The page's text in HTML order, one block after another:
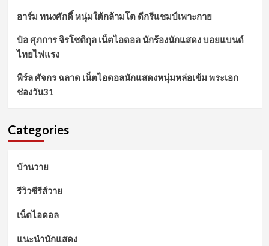
อาร์ม ทนงศักดิ์ หนุ่มใต้กล้ามโต ดีกรีแชมป์เพาะกาย
ป๋อ ศุภการ จิรโชติกุล เน็ตไอดอล นักร้องนักแสดง บอยแบนด์
ไทยไฟแรง
พิร์ล ศัจกร ฉลาด เน็ตไอดอลนักแสดงหนุ่มหล่อเข้ม พระเอก
ช่องวัน31
Categories
บ้านวาย
รีวิวซีรีส์วาย
เน็ตไอดอล
แนะนำนักแสดง